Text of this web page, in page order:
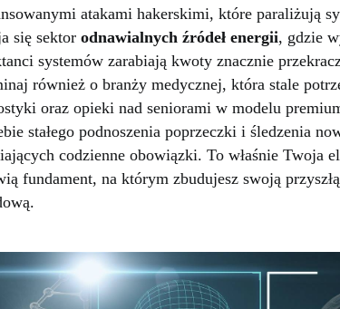
atakami hakerskimi, które paraliżują
się sektor odnawialnych źródeł energii, gdzie
systemów zarabiają kwoty znacznie
również o branży medycznej, która stale
oraz opieki nad seniorami w modelu
stałego podnoszenia poprzeczki i śledzenia
codzienne obowiązki. To właśnie Twoja
fundament, na którym zbudujesz swoją